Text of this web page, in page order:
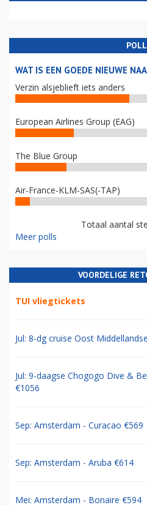
POLL
WAT IS EEN GOEDE NIEUWE
Verzin alsjeblieft iets anders
European Airlines Group (EAG)
The Blue Group
Air-France-KLM-SAS(-TAP)
Totaal aantal
Meer polls
VOORDELIGE
TUI vliegtickets
Jul: 8-dg cruise Oost
Jul: 9-daagse Chogogo Dive &
€1056
Sep: Amsterdam - Curacao €569
Sep: Amsterdam - Aruba €614
Mei: Amsterdam - Bonaire €594